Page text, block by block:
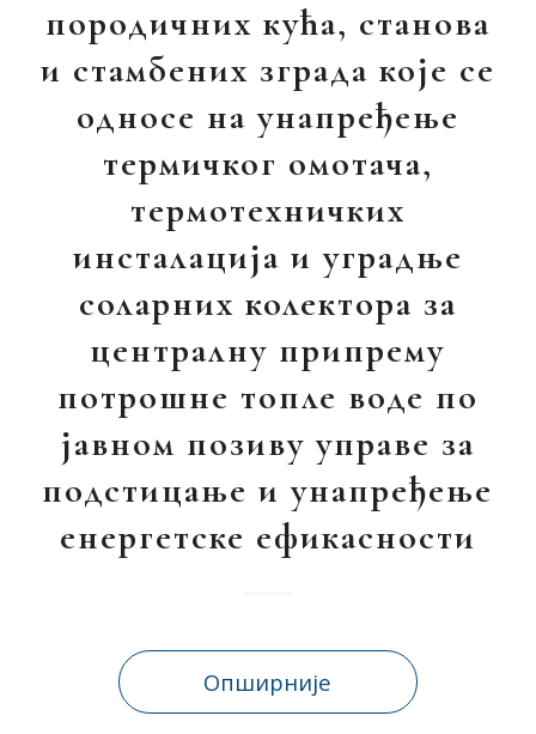
породичних кућа, станова
и стамбених зграда које се
односе на унапређење
термичког омотача,
термотехничких
инсталација и уградње
соларних колектора за
централну припрему
потрошне топле воде по
јавном позиву управе за
подстицање и унапређење
енергетске ефикасности
Опширније